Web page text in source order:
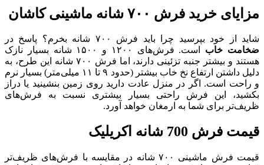
مزایای خرید فرش ۷۰۰ شانه ماشینی کاشان
شاید از خود بپرسید چرا باید فرش ۷۰۰ شانه بخرم؟ پاسخ در
ضخامت خاب
است. فرش‌های ۱۲۰۰ و ۱۵۰۰ شانه بسیار نازک
هستند و بیشتر جنبه تزئینی دارند، اما فرش ۷۰۰ شانه این طرح، به
دلیل داشتن ارتفاع نخ خاب بیشتر (حدود ۹ تا ۱۱ میلی‌متر) بسیار نرم
و راحت است. اگر در منزل عادت دارید روی زمین بنشینید یا دراز
بکشید، این فرش راحتی بسیار بیشتری نسبت به فرش‌های
ظریف‌تر برای شما به ارمغان خواهد آورد.
قیمت فرش 700 شانه اکریلیک
قیمت فرش ماشینی ۷۰۰ شانه در مقایسه با فرش‌های ظریف‌تر